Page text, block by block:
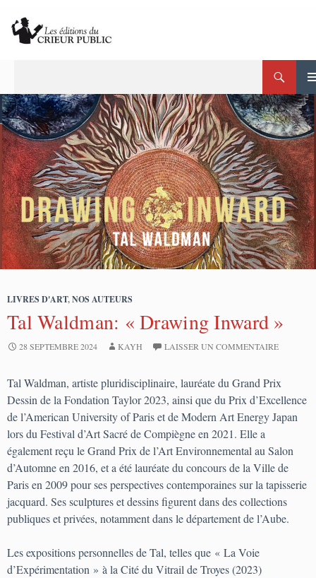
contenu
LIVRES D'ART,NOS AUTEURS
Tal Waldman: « Drawing Inward »
28 SEPTEMBRE 2024 KAYH LAISSER UN COMMENTAIRE
Tal Waldman, artiste pluridisciplinaire, lauréate du Grand Prix
Dessin de la Fondation Taylor 2023, ainsi que du Prix d’Excellence
de l’American University of Paris et de Modern Art Energy Japan
lors du Festival d’Art Sacré de Compiègne en 2021. Elle a
également reçu le Grand Prix de l’Art Environnemental au Salon
d’Automne en 2016, et a été lauréate du concours de la Ville de
Paris en 2009 pour ses perspectives contemporaines sur la tapisserie
jacquard. Ses sculptures et dessins figurent dans des collections
publiques et privées, notamment dans le département de l’Aube.
Les expositions personnelles de Tal, telles que « La Voie
d’Expérimentation » à la Cité du Vitrail de Troyes (2023)